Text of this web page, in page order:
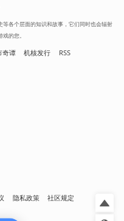
各个层面的知识和故事，它们同时也会辐射
的您。
奇谭 机核发行 RSS
隐私政策
社区规定